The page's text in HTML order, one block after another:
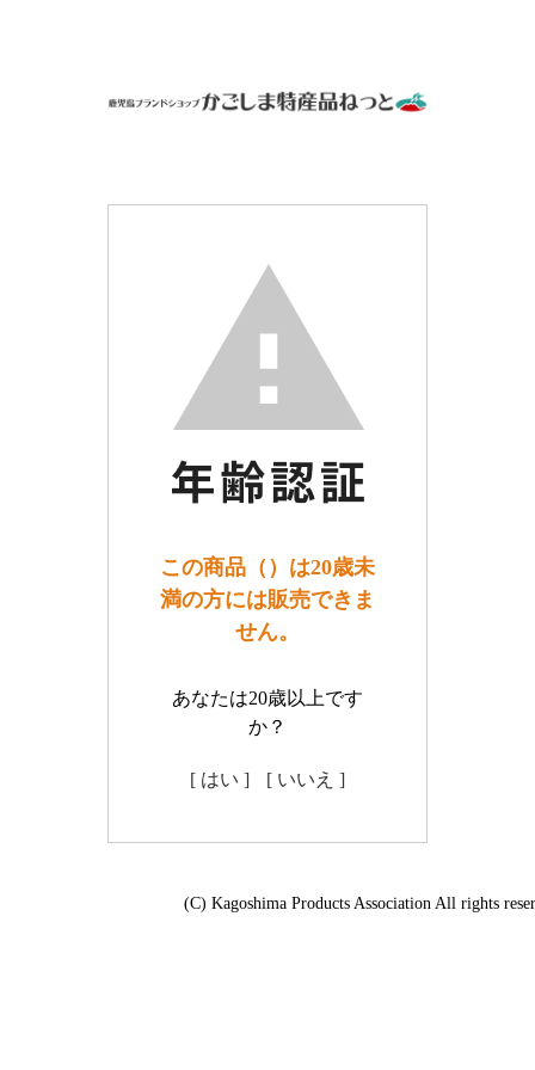
この商品（）は20歳未
満の方には販売できま
せん。
あなたは20歳以上です
か？
[ はい ] [ いいえ ]
(C) Kagoshima Products Association All rights